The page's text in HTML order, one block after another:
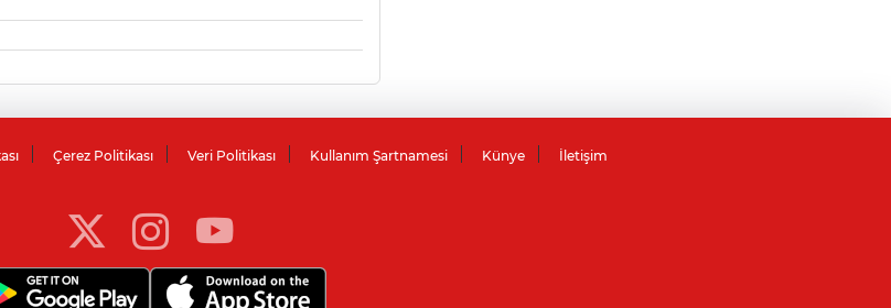
Çerez Politikası Veri Politikası Kullanım Şartnamesi Künye İletişim